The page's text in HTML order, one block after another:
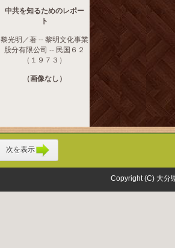
中共を知るためのレポー
ト
黎光明／著 -- 黎明文化事業
股分有限公司 -- 民国６２
（１９７３）
（画像なし）
次を表示
Copyright (C) 大分